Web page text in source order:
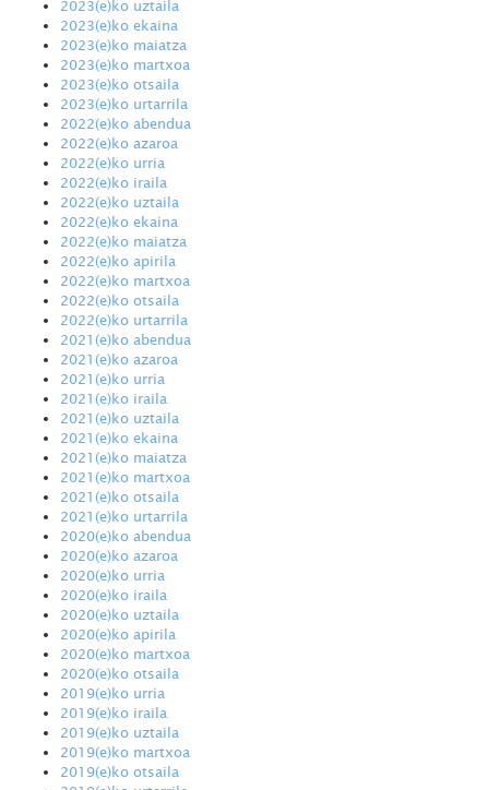
2023(e)ko uztaila
2023(e)ko ekaina
2023(e)ko maiatza
2023(e)ko martxoa
2023(e)ko otsaila
2023(e)ko urtarrila
2022(e)ko abendua
2022(e)ko azaroa
2022(e)ko urria
2022(e)ko iraila
2022(e)ko uztaila
2022(e)ko ekaina
2022(e)ko maiatza
2022(e)ko apirila
2022(e)ko martxoa
2022(e)ko otsaila
2022(e)ko urtarrila
2021(e)ko abendua
2021(e)ko azaroa
2021(e)ko urria
2021(e)ko iraila
2021(e)ko uztaila
2021(e)ko ekaina
2021(e)ko maiatza
2021(e)ko martxoa
2021(e)ko otsaila
2021(e)ko urtarrila
2020(e)ko abendua
2020(e)ko azaroa
2020(e)ko urria
2020(e)ko iraila
2020(e)ko uztaila
2020(e)ko apirila
2020(e)ko martxoa
2020(e)ko otsaila
2019(e)ko urria
2019(e)ko iraila
2019(e)ko uztaila
2019(e)ko martxoa
2019(e)ko otsaila